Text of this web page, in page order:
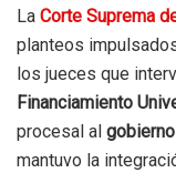
La Corte Suprema
planteos
los jueces que
Financiamiento
procesal al
mantuvo la